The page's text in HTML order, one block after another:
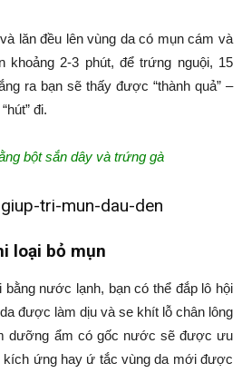
lăn đều lên vùng da có mụn cám và
khoảng 2-3 phút, để trứng nguội, 15
ra bạn sẽ thấy được “thành quả” –
đi.
bột sắn dây và trứng gà
loại bỏ mụn
nước lạnh, bạn có thể đắp lô hội
được làm dịu và se khít lỗ chân lông
dưỡng ẩm có gốc nước sẽ được ưu
kích ứng hay ứ tắc vùng da mới được